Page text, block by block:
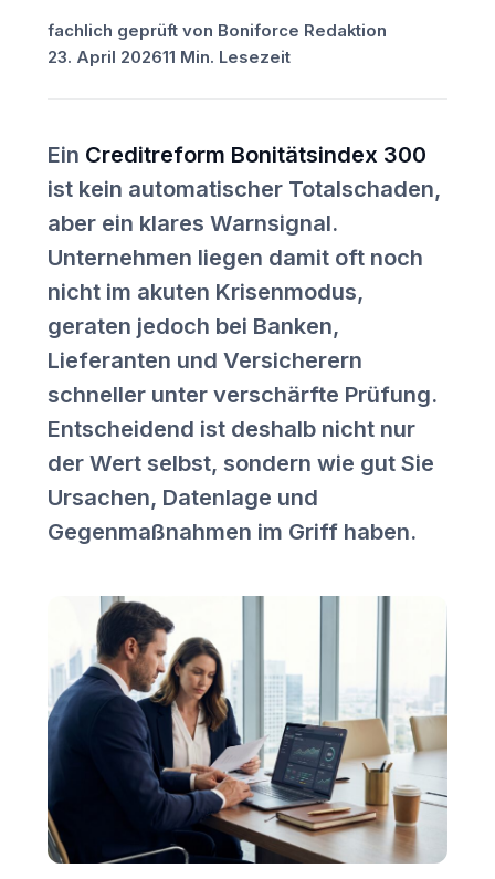
fachlich geprüft von Boniforce Redaktion
23. April 202611 Min. Lesezeit
Ein Creditreform Bonitätsindex 300
ist kein automatischer Totalschaden,
aber ein klares Warnsignal.
Unternehmen liegen damit oft noch
nicht im akuten Krisenmodus,
geraten jedoch bei Banken,
Lieferanten und Versicherern
schneller unter verschärfte Prüfung.
Entscheidend ist deshalb nicht nur
der Wert selbst, sondern wie gut Sie
Ursachen, Datenlage und
Gegenmaßnahmen im Griff haben.